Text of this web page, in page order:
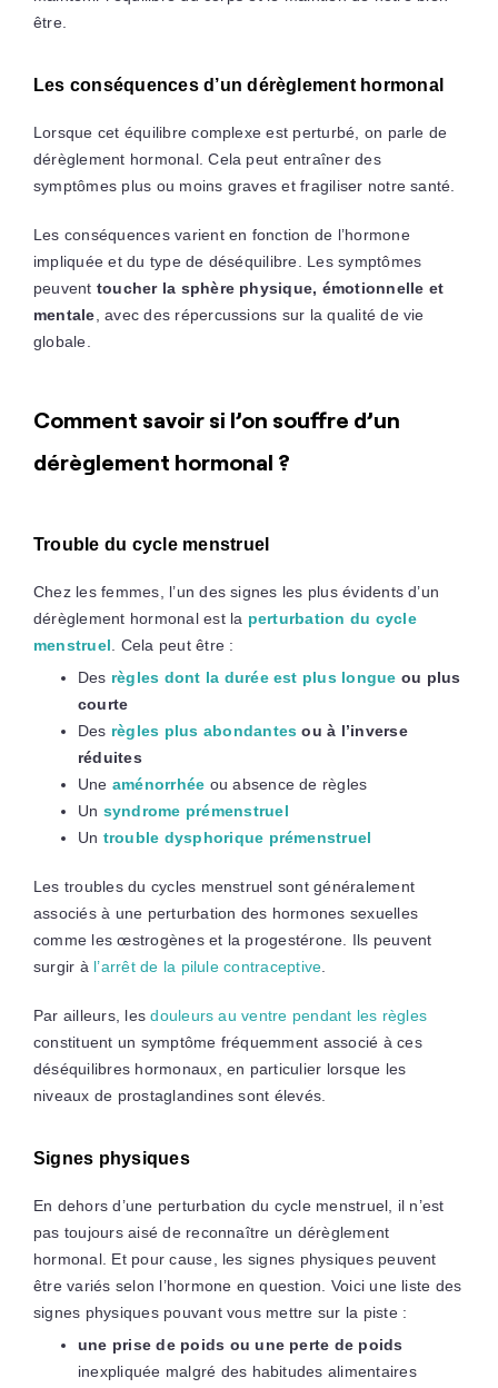
être.
Les conséquences d’un dérèglement hormonal
Lorsque cet équilibre complexe est perturbé, on parle de
dérèglement hormonal. Cela peut entraîner des
symptômes plus ou moins graves et fragiliser notre santé.
Les conséquences varient en fonction de l’hormone
impliquée et du type de déséquilibre. Les symptômes
peuvent toucher la sphère physique, émotionnelle et
mentale , avec des répercussions sur la qualité de vie
globale.
Comment savoir si l’on souffre d’un
dérèglement hormonal ?
Trouble du cycle menstruel
Chez les femmes, l’un des signes les plus évidents d’un
dérèglement hormonal est la perturbation du cycle
menstruel . Cela peut être :
Des règles dont la durée est plus longue ou plus
courte
Des règles plus abondantes ou à l’inverse
réduites
Une aménorrhée ou absence de règles
Un syndrome prémenstruel
Un trouble dysphorique prémenstruel
Les troubles du cycles menstruel sont généralement
associés à une perturbation des hormones sexuelles
comme les œstrogènes et la progestérone. Ils peuvent
surgir à l’arrêt de la pilule contraceptive
Par ailleurs, lesdouleurs au ventre pendant les règles
constituent un symptôme fréquemment associé à ces
déséquilibres hormonaux, en particulier lorsque les
niveaux de prostaglandines sont élevés.
Signes physiques
En dehors d’une perturbation du cycle menstruel, il n’est
pas toujours aisé de reconnaître un dérèglement
hormonal. Et pour cause, les signes physiques peuvent
être variés selon l’hormone en question. Voici une liste des
signes physiques pouvant vous mettre sur la piste :
une prise de poids ou une perte de poids
inexpliquée malgré des habitudes alimentaires